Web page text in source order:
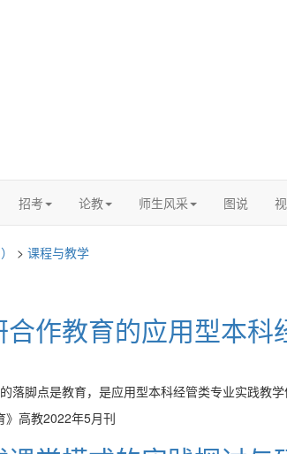
招考 论教 师生风采 图说
> 课程与教学
作教育的应用型本科
落脚点是教育，是应用型本科经管类专业实践教
》高教2022年5月刊